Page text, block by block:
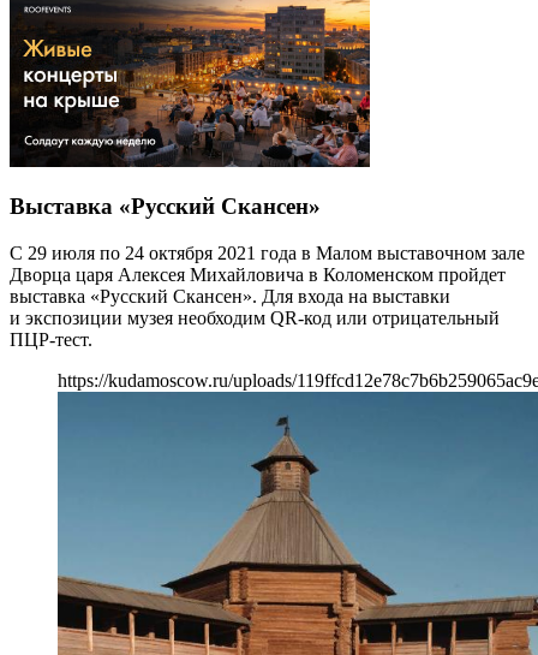
Выставка «Русский Скансен»
С 29 июля по 24 октября 2021 года в Малом выставочном зале
Дворца царя Алексея Михайловича в Коломенском пройдет
выставка «Русский Скансен». Для входа на выставки
и экспозиции музея необходим QR-код или отрицательный
ПЦР-тест.
https://kudamoscow.ru/uploads/